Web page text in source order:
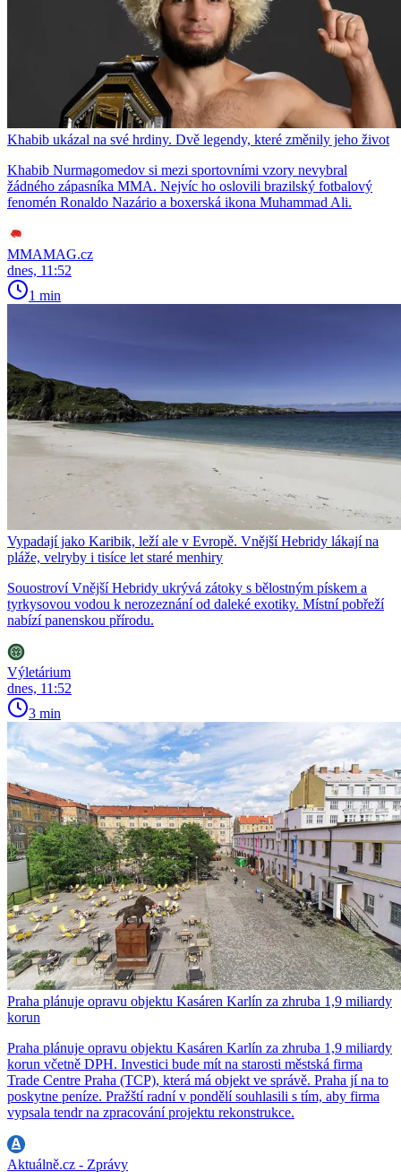
Khabib ukázal na své hrdiny. Dvě legendy, které změnily jeho život
Khabib Nurmagomedov si mezi sportovními vzory nevybral
žádného zápasníka MMA. Nejvíc ho oslovili brazilský fotbalový
fenomén Ronaldo Nazário a boxerská ikona Muhammad Ali.
MMAMAG.cz
dnes, 11:52
1 min
Vypadají jako Karibik, leží ale v Evropě. Vnější Hebridy lákají na
pláže, velryby i tisíce let staré menhiry
Souostroví Vnější Hebridy ukrývá zátoky s bělostným pískem a
tyrkysovou vodou k nerozeznání od daleké exotiky. Místní pobřeží
nabízí panenskou přírodu.
Výletárium
dnes, 11:52
3 min
Praha plánuje opravu objektu Kasáren Karlín za zhruba 1,9 miliardy
korun
Praha plánuje opravu objektu Kasáren Karlín za zhruba 1,9 miliardy
korun včetně DPH. Investici bude mít na starosti městská firma
Trade Centre Praha (TCP), která má objekt ve správě. Praha jí na to
poskytne peníze. Pražští radní v pondělí souhlasili s tím, aby firma
vypsala tendr na zpracování projektu rekonstrukce.
Aktuálně.cz - Zprávy